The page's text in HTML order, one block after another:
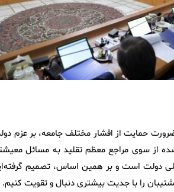
حمایت از اقشار مختلف جامعه، بر عزم
از سوی مراجع معظم تقلید به مسائل
دولت است و بر همین اساس، تصمیم
را با جدیت بیشتری دنبال و تقویت کنیم.